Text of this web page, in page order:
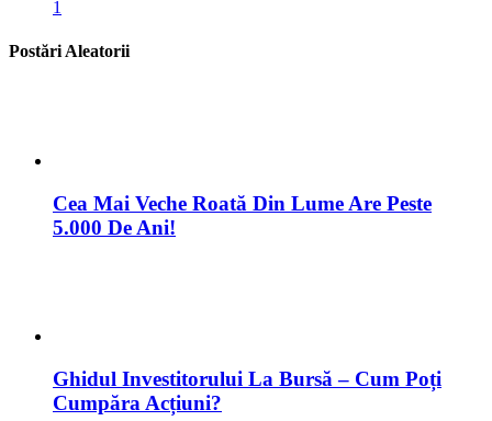
1
Postări Aleatorii
Cea Mai Veche Roată Din Lume Are Peste
5.000 De Ani!